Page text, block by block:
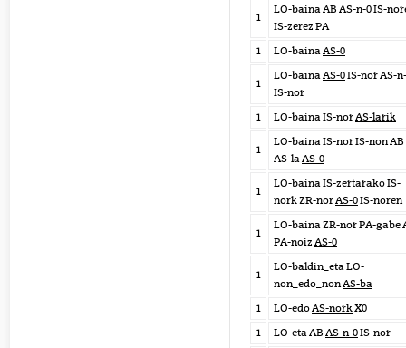
1
LO-baina AB AS-n-0IS-
IS-zerez PA
1
LO-bainaAS-0
1
LO-bainaAS-0IS-nor AS-
IS-nor
1
LO-baina IS-norAS-larik
1
LO-baina IS-nor IS-non AB
AS-laAS-0
1
LO-baina IS-zertarako IS-
nork ZR-norAS-0IS-noren
1
LO-baina ZR-nor PA-gabe
PA-noiz AS-0
1
LO-baldin_eta LO-
non_edo_nonAS-ba
1
LO-edoAS-norkX0
1
LO-eta AB AS-n-0IS-nor